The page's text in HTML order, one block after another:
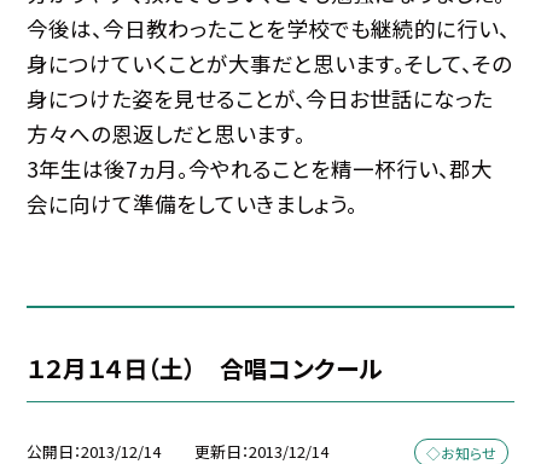
今後は、今日教わったことを学校でも継続的に行い、
身につけていくことが大事だと思います。そして、その
身につけた姿を見せることが、今日お世話になった
方々への恩返しだと思います。
3年生は後7ヵ月。今やれることを精一杯行い、郡大
会に向けて準備をしていきましょう。
１２月１４日（土） 合唱コンクール
公開日 2013/12/14 更新日 2013/12/14 ◇お知らせ